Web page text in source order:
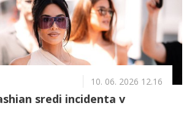
10. 06. 2026 12.16
sredi incidenta v